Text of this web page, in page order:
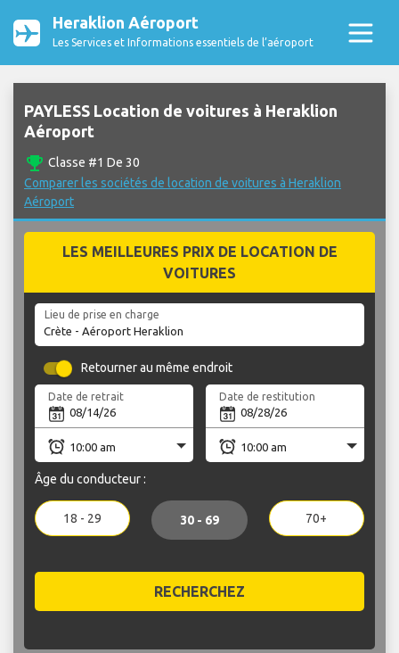
Heraklion Aéroport
Les Services et Informations essentiels de l’aéroport
PAYLESS Location de voitures à Heraklion
Aéroport
emoji_events Classe #1 De 30
Comparer les sociétés de location de voitures à Heraklion
Aéroport
LES MEILLEURES PRIX DE LOCATION DE
VOITURES
Lieu de prise en charge
Retourner au même endroit
Date de retrait Date de restitution
Âge du conducteur :
18 - 29 30 - 69 70+
RECHERCHEZ